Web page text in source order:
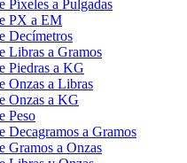
Píxeles a Pulgadas
PX a EM
Decímetros
Libras a Gramos
Piedras a KG
Onzas a Libras
Onzas a KG
Peso
Decagramos a Gramos
Gramos a Onzas